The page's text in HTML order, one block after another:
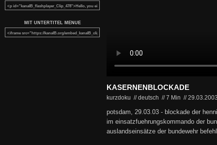
MIT UNTERTITEL MENUE
KASERNENBLOCKADE
kurzdoku // deutsch //7 Min //
potsdam, 29.03.03 - blockade der
im einsatzfuehrungskommando der
auslandseinsätze der bundewehr